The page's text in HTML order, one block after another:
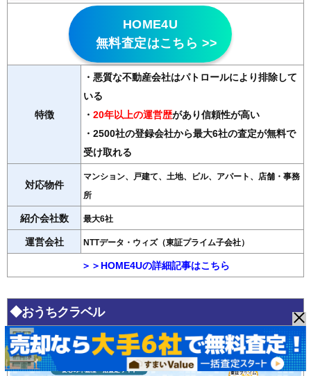
HOME4U
無料査定はこちら >>
特徴
・悪質な不動産会社はパトロールにより排除して
いる
・ 20年以上の運営歴があり信頼性が高い
・2500社の登録会社から最大6社の査定が無料で
受け取れる
対応物件
マンション、戸建て、土地、ビル、アパート、店舗・事務
所
紹介会社数 最大6社
運営会社 NTTデータ・ウィズ（東証プライム子会社）
＞＞HOME4Uの詳細記事はこちら
◆おうちクラベル